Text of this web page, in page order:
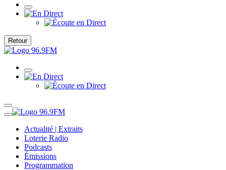
Retour
Actualité | Extraits
Loterie Radio
Podcasts
Émissions
Programmation